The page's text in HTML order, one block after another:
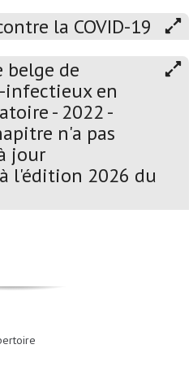
la COVID-19
belge de
en
- 2022 -
n'a pas
jour
l'édition 2026 du